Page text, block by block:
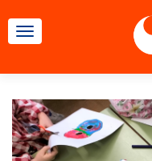
CAMBIAR NAVEGACIÓN